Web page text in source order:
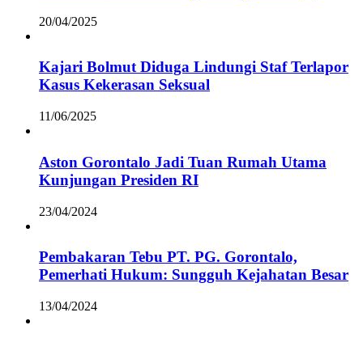
20/04/2025
Kajari Bolmut Diduga Lindungi Staf Terlapor
Kasus Kekerasan Seksual
11/06/2025
Aston Gorontalo Jadi Tuan Rumah Utama
Kunjungan Presiden RI
23/04/2024
Pembakaran Tebu PT. PG. Gorontalo,
Pemerhati Hukum: Sungguh Kejahatan Besar
13/04/2024